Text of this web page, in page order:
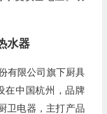
水器
有限公司旗下厨具
在中国杭州，品牌
卫电器，主打产品